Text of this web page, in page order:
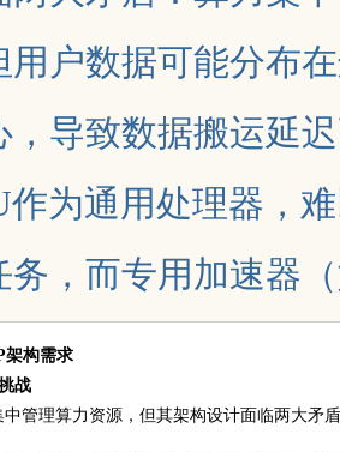
用户数据可能分布
，导致数据搬运延
作为通用处理器，
务，而专用加速器
架构需求
战
管理算力资源，但其架构设计面临两大矛